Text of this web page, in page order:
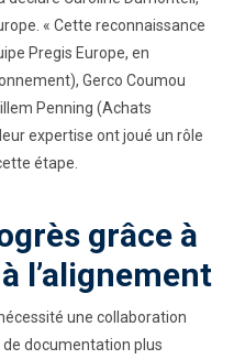
« Cette reconnaissance
Pregis Europe, en
Gerco Coumou
Penning (Achats
expertise ont joué un rôle
étape.
grâce à
l’alignement
une collaboration
documentation plus